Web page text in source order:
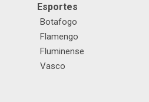
Esportes
Botafogo
Flamengo
Fluminense
Vasco